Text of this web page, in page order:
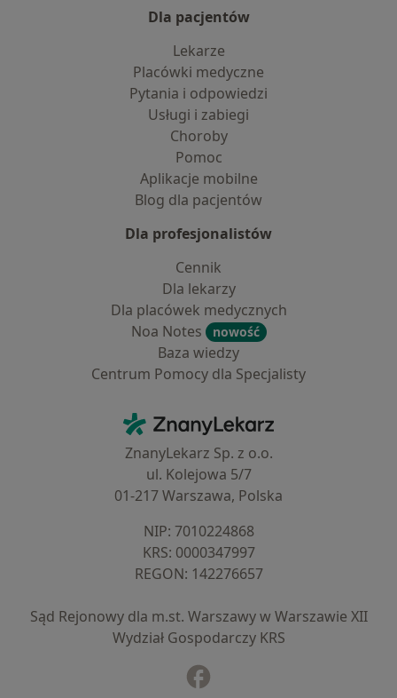
Dla pacjentów
Lekarze
Placówki medyczne
Pytania i odpowiedzi
Usługi i zabiegi
Choroby
Pomoc
Aplikacje mobilne
Blog dla pacjentów
Dla profesjonalistów
Cennik
Dla lekarzy
Dla placówek medycznych
Noa Notes
nowość
Baza wiedzy
Centrum Pomocy dla Specjalisty
ZnanyLekarz - Strona główna
ZnanyLekarz Sp. z o.o.
ul. Kolejowa 5/7
01-217 Warszawa, Polska
NIP: ⁠7010224868
KRS: ⁠0000347997
REGON: ⁠142276657
Sąd Rejonowy dla m.st. Warszawy w Warszawie XII
Wydział Gospodarczy KRS